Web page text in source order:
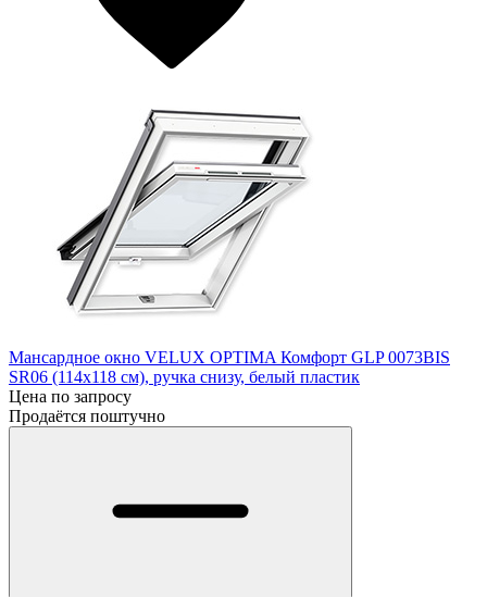
Мансардное окно VELUX OPTIMA Комфорт GLP 0073BIS
SR06 (114х118 см), ручка снизу, белый пластик
Цена по запросу
Продаётся поштучно